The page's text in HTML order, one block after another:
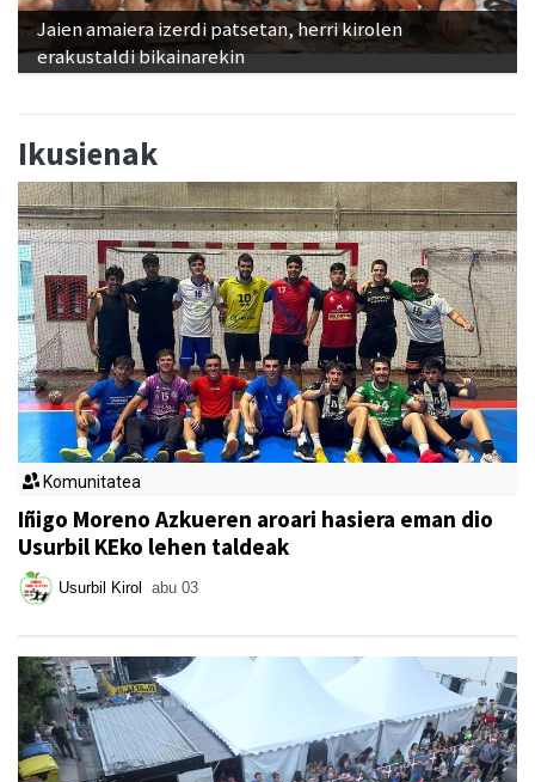
Jaien amaiera izerdi patsetan, herri kirolen
erakustaldi bikainarekin
Ikusienak
Komunitatea
Iñigo Moreno Azkueren aroari hasiera eman dio
Usurbil KEko lehen taldeak
Usurbil Kirol abu 03